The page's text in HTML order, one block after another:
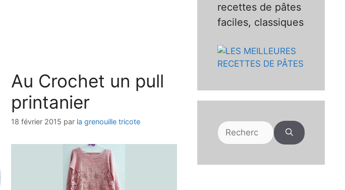
Au Crochet un pull
printanier
18 février 2015 par la grenouille tricote
recettes de pâtes
faciles, classiques
Rechercher :